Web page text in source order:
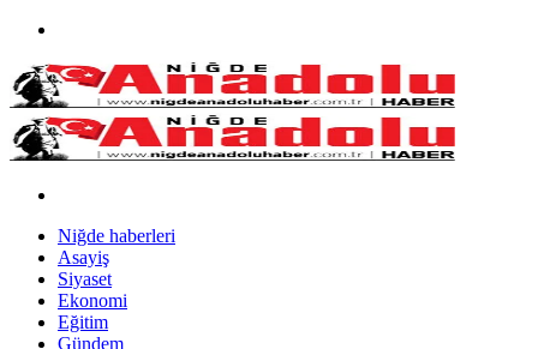
Niğde haberleri
Asayiş
Siyaset
Ekonomi
Eğitim
Gündem